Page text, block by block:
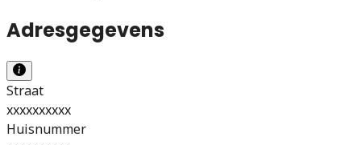
Adresgegevens
Straat
xxxxxxxxxx
Huisnummer